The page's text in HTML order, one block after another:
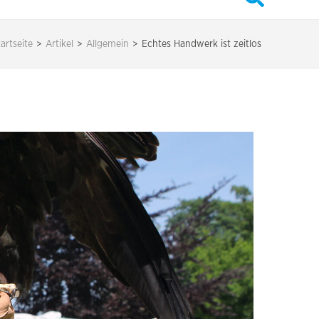
> Artikel > Allgemein > Echtes Handwerk ist zeitlos